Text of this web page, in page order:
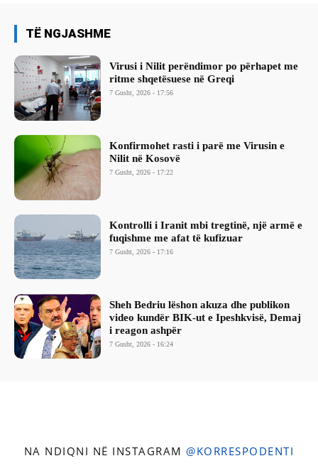
TË NGJASHME
Virusi i Nilit perëndimor po përhapet me
ritme shqetësuese në Greqi
7 Gusht, 2026 - 17:56
Konfirmohet rasti i parë me Virusin e
Nilit në Kosovë
7 Gusht, 2026 - 17:22
Kontrolli i Iranit mbi tregtinë, një armë e
fuqishme me afat të kufizuar
7 Gusht, 2026 - 17:16
Sheh Bedriu lëshon akuza dhe publikon
video kundër BIK-ut e Ipeshkvisë, Demaj
i reagon ashpër
7 Gusht, 2026 - 16:24
NA NDIQNI NË INSTAGRAM @KORRESPODENTI